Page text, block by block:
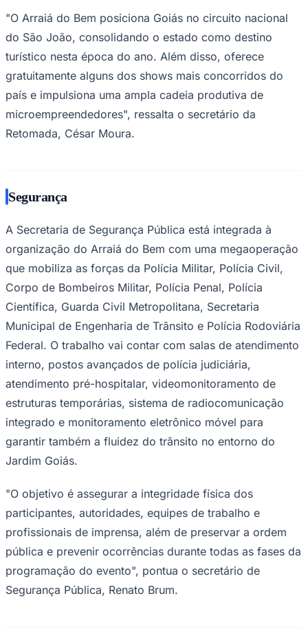
Palmeiras
"O Arraiá do Bem posiciona Goiás no circuito nacional
do São João, consolidando o estado como destino
turístico nesta época do ano. Além disso, oferece
gratuitamente alguns dos shows mais concorridos do
país e impulsiona uma ampla cadeia produtiva de
microempreendedores", ressalta o secretário da
Retomada, César Moura.
Segurança
A Secretaria de Segurança Pública está integrada à
organização do Arraiá do Bem com uma megaoperação
que mobiliza as forças da Polícia Militar, Polícia Civil,
Corpo de Bombeiros Militar, Polícia Penal, Polícia
Científica, Guarda Civil Metropolitana, Secretaria
Municipal de Engenharia de Trânsito e Polícia Rodoviária
Federal. O trabalho vai contar com salas de atendimento
interno, postos avançados de polícia judiciária,
atendimento pré-hospitalar, videomonitoramento de
estruturas temporárias, sistema de radiocomunicação
integrado e monitoramento eletrônico móvel para
garantir também a fluidez do trânsito no entorno do
Jardim Goiás.
"O objetivo é assegurar a integridade física dos
participantes, autoridades, equipes de trabalho e
profissionais de imprensa, além de preservar a ordem
pública e prevenir ocorrências durante todas as fases da
programação do evento", pontua o secretário de
Segurança Pública, Renato Brum.